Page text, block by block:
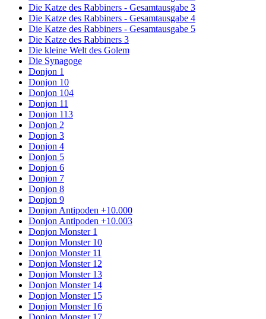
Die Katze des Rabbiners - Gesamtausgabe 3
Die Katze des Rabbiners - Gesamtausgabe 4
Die Katze des Rabbiners - Gesamtausgabe 5
Die Katze des Rabbiners 3
Die kleine Welt des Golem
Die Synagoge
Donjon 1
Donjon 10
Donjon 104
Donjon 11
Donjon 113
Donjon 2
Donjon 3
Donjon 4
Donjon 5
Donjon 6
Donjon 7
Donjon 8
Donjon 9
Donjon Antipoden +10.000
Donjon Antipoden +10.003
Donjon Monster 1
Donjon Monster 10
Donjon Monster 11
Donjon Monster 12
Donjon Monster 13
Donjon Monster 14
Donjon Monster 15
Donjon Monster 16
Donjon Monster 17